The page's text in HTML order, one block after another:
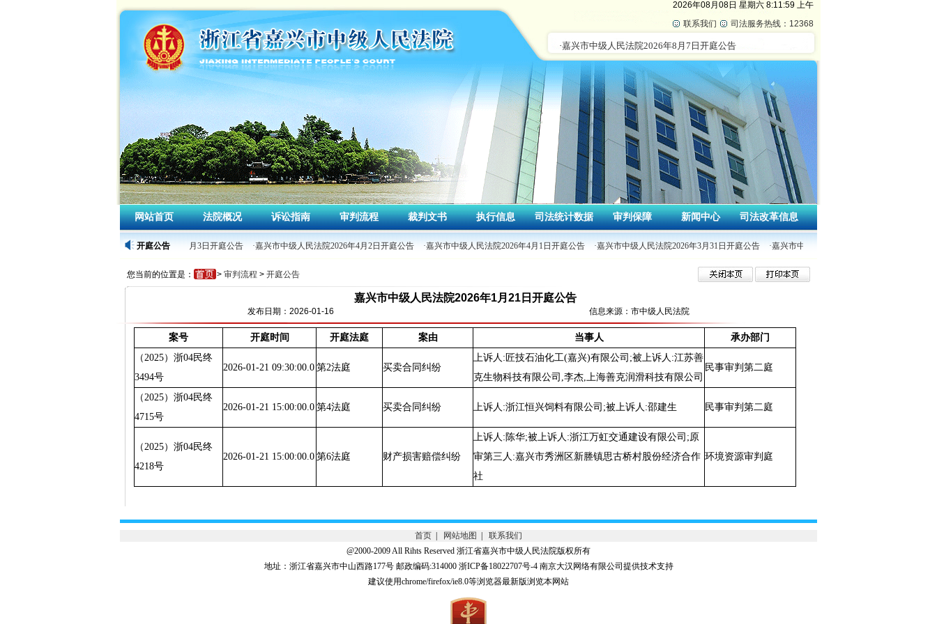
2026年08月08日 星期六 8:12:00 上午
联系我们
司法服务热线：12368
网站首页 法院概况 诉讼指南 审判流程 裁判文书 执行信息 司法统计数据 审判保障 新闻中心 司法改革信息
开庭公告
·嘉兴市中级人民法院2026年4月3日开庭公告 ·嘉兴市中级人民法院2026年4月2日开庭公告 ·嘉兴市中级人民法院2026年4月1日开庭公告 ·嘉兴市中级人民法院2026年3月31日开庭公告 ·嘉兴市中级人民法院2026年3月30日开庭公告
您当前的位置是： > 审判流程 > 开庭公告
嘉兴市中级人民法院2026年1月21日开庭公告
发布日期：2026-01-16 信息来源：市中级人民法院
案号 开庭时间 开庭法庭 案由 当事人
承办部门
（2025）浙04民终
3494号
2026-01-21 09:30:00.0 第2法庭 买卖合同纠纷
上诉人:匠技石油化工(嘉兴)有限公司;被上诉人:江苏善
克生物科技有限公司,李杰,上海善克润滑科技有限公司
民事审判第二庭
（2025）浙04民终
4715号
2026-01-21 15:00:00.0 第4法庭 买卖合同纠纷 上诉人:浙江恒兴饲料有限公司;被上诉人:邵建生 民事审判第二庭
（2025）浙04民终
4218号
2026-01-21 15:00:00.0 第6法庭 财产损害赔偿纠纷
上诉人:陈华;被上诉人:浙江万虹交通建设有限公司;原
审第三人:嘉兴市秀洲区新塍镇思古桥村股份经济合作
社
环境资源审判庭
首页 网站地图
联系我们
@2000-2009 All Rihts Reserved 浙江省嘉兴市中级人民法院版权所有
地址：浙江省嘉兴市中山西路177号 邮政编码:314000 浙ICP备18022707号-4 南京大汉网络有限公司提供技术支持
建议使用chrome/firefox/ie8.0等浏览器最新版浏览本网站